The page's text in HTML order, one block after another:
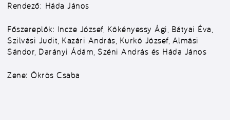
Rendező: Háda János
Főszereplők: Incze József, Kökényessy Ági, Bátyai Éva,
Szilvási Judit, Kazári András, Kurkó József, Almási
Sándor, Darányi Ádám, Széni András és Háda János
Zene: Ökrös Csaba